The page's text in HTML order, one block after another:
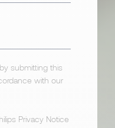
submitting this
with our
Privacy Notice